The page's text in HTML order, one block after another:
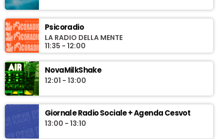
Psicoradio
LA RADIO DELLA MENTE
11:35 - 12:00
NovaMilkShake
12:01 - 13:00
Giornale Radio Sociale + Agenda Cesvot
13:00 - 13:10